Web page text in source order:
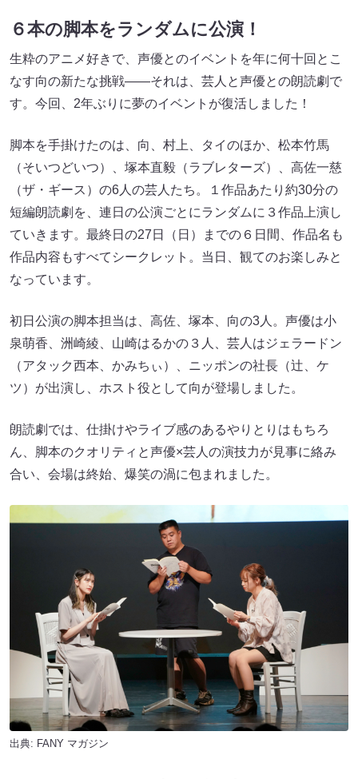
６本の脚本をランダムに公演！
生粋のアニメ好きで、声優とのイベントを年に何十回とこ
なす向の新たな挑戦――それは、芸人と声優との朗読劇で
す。今回、2年ぶりに夢のイベントが復活しました！
脚本を手掛けたのは、向、村上、タイのほか、松本竹馬
（そいつどいつ）、塚本直毅（ラブレターズ）、高佐一慈
（ザ・ギース）の6人の芸人たち。１作品あたり約30分の
短編朗読劇を、連日の公演ごとにランダムに３作品上演し
ていきます。最終日の27日（日）までの６日間、作品名も
作品内容もすべてシークレット。当日、観てのお楽しみと
なっています。
初日公演の脚本担当は、高佐、塚本、向の3人。声優は小
泉萌香、洲崎綾、山崎はるかの３人、芸人はジェラードン
（アタック西本、かみちぃ）、ニッポンの社長（辻、ケ
ツ）が出演し、ホスト役として向が登場しました。
朗読劇では、仕掛けやライブ感のあるやりとりはもちろ
ん、脚本のクオリティと声優×芸人の演技力が見事に絡み
合い、会場は終始、爆笑の渦に包まれました。
出典: FANY マガジン